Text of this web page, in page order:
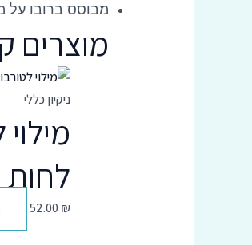
מבוסס ברובו על
מוצרים
ניקיון כללי
לחות
52.00 ₪